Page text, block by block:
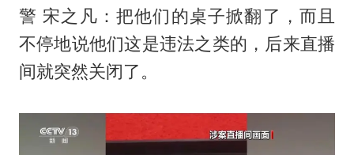
警 宋之凡：把他们的桌子掀翻了，而且
不停地说他们这是违法之类的，后来直播
间就突然关闭了。